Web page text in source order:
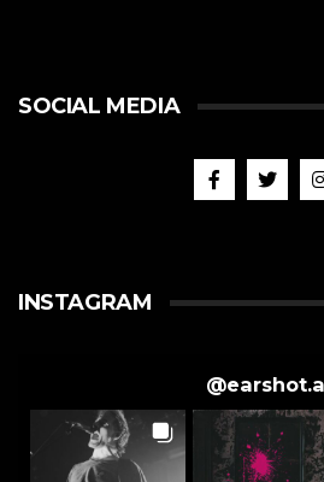
SOCIAL MEDIA
INSTAGRAM
@